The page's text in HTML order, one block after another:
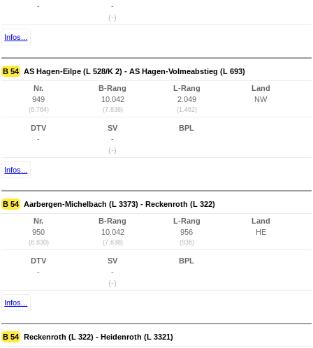
-
-
(-)
Infos...
B 54 AS Hagen-Eilpe (L 528/K 2) - AS Hagen-Volmeabstieg (L 693)
Nr.
949
(6.764)
B-Rang
10.042
(7.638)
L-Rang
2.049
(1.462)
Land
NW
DTV
-
SV
-
(-)
BPL
Infos...
B 54 Aarbergen-Michelbach (L 3373) - Reckenroth (L 322)
Nr.
950
(6.830)
B-Rang
10.042
(7.638)
L-Rang
956
(936)
Land
HE
DTV
-
SV
-
(-)
BPL
Infos...
B 54 Reckenroth (L 322) - Heidenroth (L 3321)